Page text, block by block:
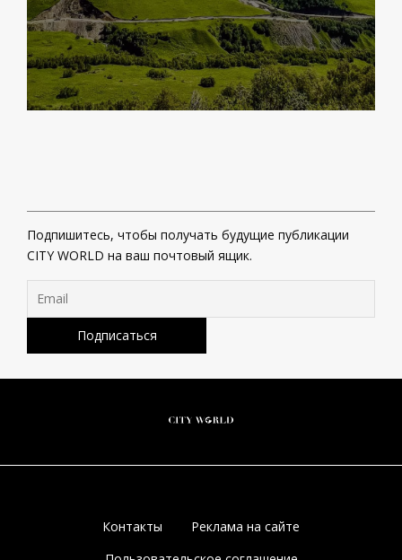
Подпишитесь, чтобы получать будущие публикации
CITY WORLD на ваш почтовый ящик.
Контакты
Реклама на сайте